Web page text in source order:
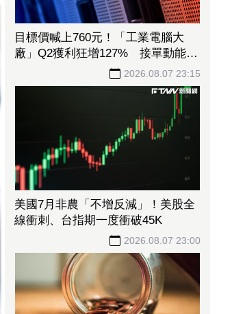
目標價喊上760元！「工業電腦大
廠」Q2獲利狂增127% 接單動能強
2026.08.07 23:15
美國7月非農「不增反減」！美股全
線衝刺、台指期一度衝破45K
2026.08.07 23:00